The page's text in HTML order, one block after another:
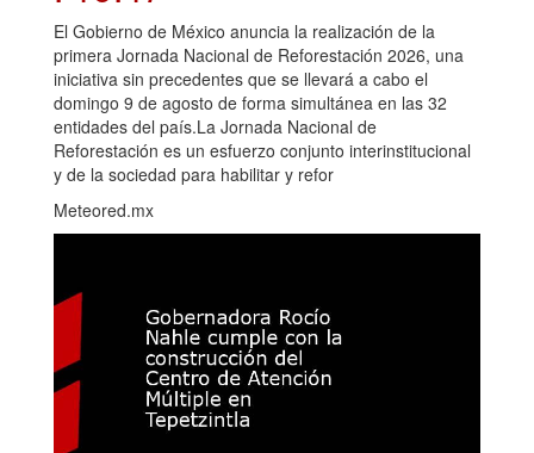
El Gobierno de México anuncia la realización de la
primera Jornada Nacional de Reforestación 2026, una
iniciativa sin precedentes que se llevará a cabo el
domingo 9 de agosto de forma simultánea en las 32
entidades del país.La Jornada Nacional de
Reforestación es un esfuerzo conjunto interinstitucional
y de la sociedad para habilitar y refor
Meteored.mx